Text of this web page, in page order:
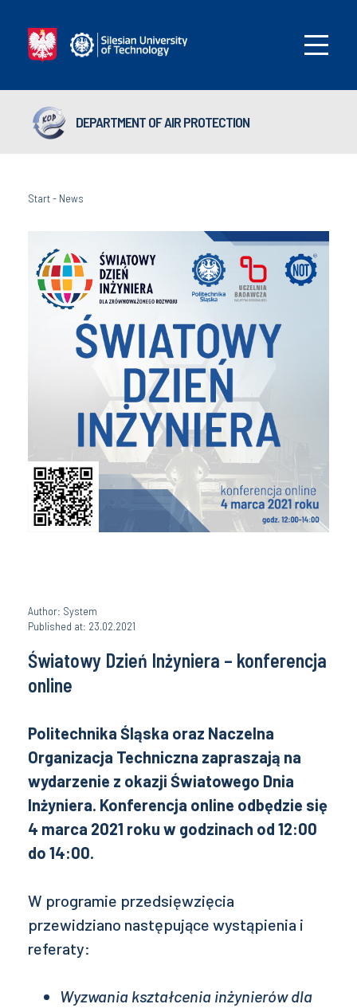
DEPARTMENT OF AIR PROTECTION
Start- News
Author: System
Published at: 23.02.2021
Światowy Dzień Inżyniera – konferencja
online
Politechnika Śląska oraz Naczelna
Organizacja Techniczna zapraszają na
wydarzenie z okazji Światowego Dnia
Inżyniera. Konferencja online odbędzie się
4 marca 2021 roku w godzinach od 12:00
do 14:00.
W programie przedsięwzięcia
przewidziano następujące wystąpienia i
referaty:
Wyzwania kształcenia inżynierów dla